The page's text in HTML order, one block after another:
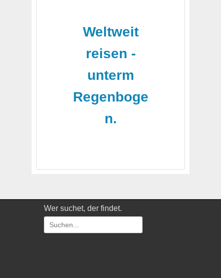
Weltweit
reisen -
unterm
Regenboge
n.
Wer suchet, der findet.
Suchen
nach: